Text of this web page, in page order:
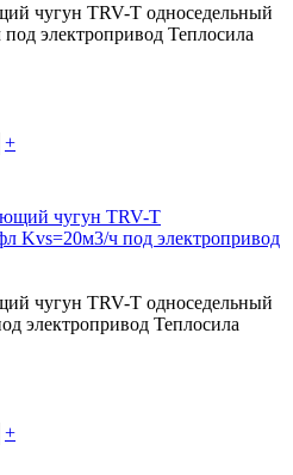
чугун TRV-T односедельный
электропривод Теплосила
+
чугун TRV-T односедельный
электропривод Теплосила
+